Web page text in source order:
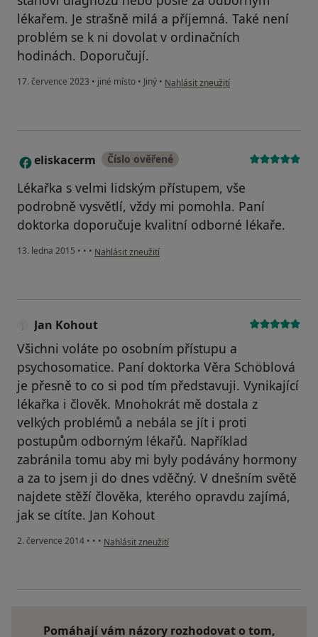
lékařem. Je strašně milá a příjemná. Také není
problém se k ni dovolat v ordinačních
hodinách. Doporučují.
17. července 2023 • jiné místo • Jiný • podle názoru uživatele A.V.
Nahlásit zneužití
E eliskacerm Číslo ověřené
Lékařka s velmi lidským přístupem, vše
podrobně vysvětlí, vždy mi pomohla. Paní
doktorka doporučuje kvalitní odborné lékaře.
13. ledna 2015 • • • podle názoru uživatele eliskacerm
Nahlásit zneužití
Jan Kohout
Všichni voláte po osobním přístupu a
psychosomatice. Paní doktorka Věra Schöblová
je přesně to co si pod tím představuji. Vynikající
lékařka i člověk. Mnohokrát mě dostala z
velkých problémů a nebála se jít i proti
postupům odborným lékařů. Například
zabránila tomu aby mi byly podávány hormony
a za to jsem ji do dnes vděčný. V dnešním světě
najdete stěží člověka, kterého opravdu zajímá,
jak se cítíte. Jan Kohout
2. července 2014 • • • podle názoru uživatele Jan Kohout
Nahlásit zneužití
Pomáhají vám názory rozhodovat o tom,